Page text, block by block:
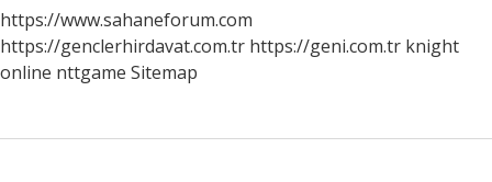
https://www.sahaneforum.com
https://genclerhirdavat.com.tr https://geni.com.tr knight
online nttgame Sitemap